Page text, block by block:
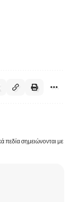
πεδία σημειώνονται με